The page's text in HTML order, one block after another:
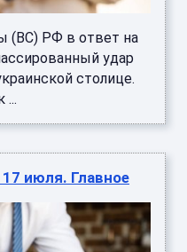
(ВС) РФ в ответ на
удар
столице.
...
июля. Главное